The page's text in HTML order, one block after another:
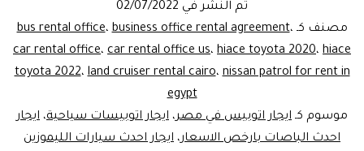
تم النشر في 02/07/2022
مصنف كـ
bus rental office،business office rental agreement،
car rental office، car rental office us، hiace toyota 2020، hiace
toyota 2022،land cruiser rental cairo،nissan patrol for rent in
egypt
موسوم كـ ايجار اتوبيس في مصر، ايجار اتوبيسات سياحية، ايجار
احدث الباصات بارخص الاسعار، ايجار احدث سيارات الليموزين